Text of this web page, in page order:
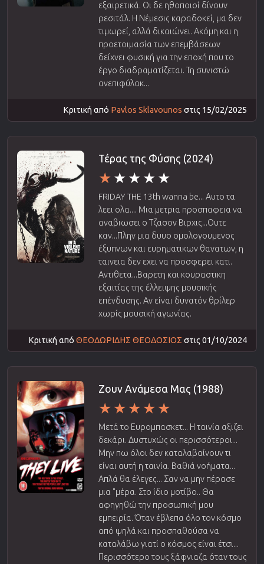
εξαιρετικά. Οι δε ηθοποιοί δίνουν
ρεσιτάλ. Η Νέμεσις καραδοκεί, μα δεν
τιμωρεί, αλλά δικαιώνει. Ακόμη και η
προετοιμασία των επεμβάσεων
δείχνει φυσική για την εποχή που το
έργο διαδραματίζεται. Τη συνιστώ
ανεπιφύλακ...
Κριτική από Pavlos Sklavounos στις 15/02/2025
Τέρας της Φύσης (2024)
FRIDAY THE 13th wanna be... Αυτο τα
λεει ολα.... Μια μετρια προσπαφεια να
αναβιωσει ο Τζασον Βιρχις...Ουτε
καν...Πλην μια δυυο ομολογουμενος
έξυπνων και ευρηματικων θανατων, η
ταινεια δεν εχει να προσφερει κατι.
Αντιθετα...Βαρετη και κουραστικη
εξαιτίας της έλλειψης μουσικής
επένδυσης. Αν είναι δυνατόν θρίλερ
χωρίς μουσική αγωνίας.
Κριτική από ΘΕΟΔΩΡΙΔΗΣ ΘΕΟΔΟΣΙΟΣ στις 01/10/2024
Ζουν Ανάμεσα Μας (1988)
Μετά το Ευρομπασκετ... Η ταινία αξιζει
δεκάρι. Δυστυχώς οι περισσότεροι...
Μην πω όλοι δεν καταλαβαίνουν τι
είναι αυτή η ταινία. Βαθιά νοήματα...
Απλά θα έλεγες... Σαν να μην πέρασε
μια "μέρα. Στο ίδιο μοτίβο.. Θα
αφηγηθώ την προσωπική μου
εμπειρία. Όταν έβλεπα όλο τον κόσμο
από ψηλά και προσπαθούσα να
καταλάβω γιατί ο κόσμος είναι έτσι...
Περισσότερο τους ξάφνιαζα όταν τους